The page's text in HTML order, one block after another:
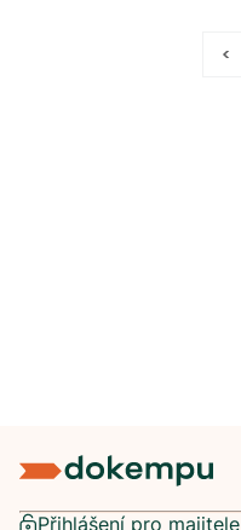
<
Přihlášení pro majitele